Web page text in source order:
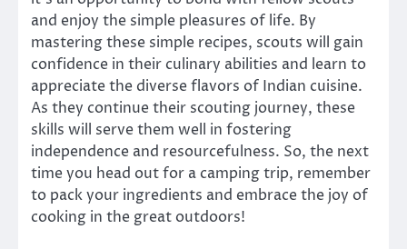
and enjoy the simple pleasures of life. By
mastering these simple recipes, scouts will gain
confidence in their culinary abilities and learn to
appreciate the diverse flavors of Indian cuisine.
As they continue their scouting journey, these
skills will serve them well in fostering
independence and resourcefulness. So, the next
time you head out for a camping trip, remember
to pack your ingredients and embrace the joy of
cooking in the great outdoors!